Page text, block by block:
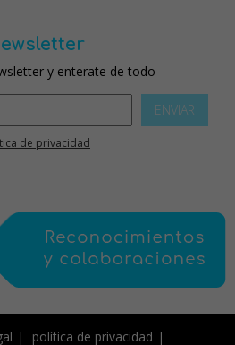
y enterate de todo
ENVIAR
de privacidad
política de privacidad